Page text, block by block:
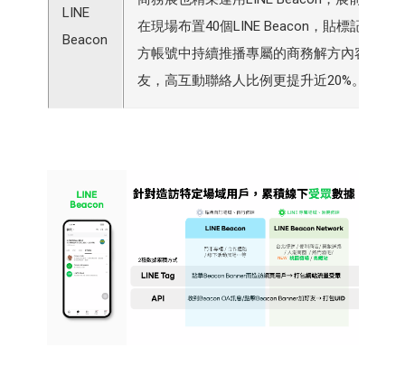
LINE
Beacon
在現場布置40個LINE Beacon，貼標記錄逛
方帳號中持續推播專屬的商務解方內容，最
友，高互動聯絡人比例更提升近20%。